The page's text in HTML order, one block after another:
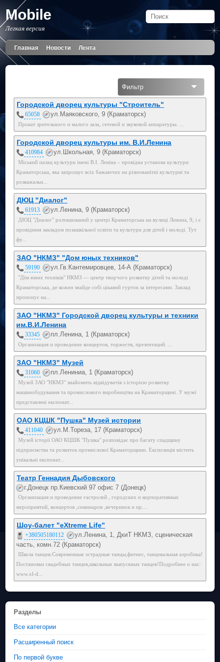
Mobile
Легкая версия
Главная Новости Лента
Фильтр
050
Городской дворец культуры "Строитель"
65058 ул.Маяковского, 9 (Краматорск)
Прокат зрительного и малого зала, сетевой и звуковой аппаратуры. ...
Городской дворец культуры им. В.И.Ленина
410984 ул.Школьная, 9 (Краматорск)
Міський палац культури імені В.І. Леніна – провідна установа культури
Краматорська, яка запрошує всіх бажаючих на різноманітні культурні та
розважальн...
ДЮЦ "Диалог"
61913 ул.Ленина, 9 (Краматорск)
ДЮЦ "Диалог" розташований у центрі Краматорська на вулиці Ленина, 9, і є
провідним закладом позашкільної освіти та культури для дітей і молоді. Тут
фу...
ЗАО "НКМЗ" "Дом юных техников"
59190 ул.Гв.Кантемировцев, 14-А (Краматорск)
"Дім юних техніків" НКМЗ — центр творчого розвитку дітей та молоді
Краматорська, де кожен знайде собі цікавий гурток за інтересами. Заклад
пропонує на...
ЗАО "НКМЗ" Городской дворец культуры и техники
им.В.И.Ленина
33345 пл.Ленина, 1 (Краматорск)
Организация и проведение концертов, торжеств, презентаций. ...
ЗАО "НКМЗ" Музей
31060 пл.Лениниа, 1 (Краматорск)
Музей ЗАО "НКМЗ" знайомить відвідувачів з історією розвитку
машинобудування та промислового виробництва на Краматорщині. У музеї
представлені експонат...
ОАО КЦШК "Пушка" Музей истории
411040 ул.М.Тореза, 17 (Краматорск)
Музей історії ОАО КЦШК "Пушка" розповідає про багату спадщину
підприємства та розвиток промислової Краматорщини. Експозиція містить
унікальні експонат...
Театр Геннадия Дыбовского
г.Донецк пр.Киевский 97 офис 7 (Донецк)
Организация и проведение гастролей , городских и корпоративных
мероприятий, концертов ,семинаров ,вечеринок и пр....
Шоу-балет "eXtreme Life"
+380505180112
ул.Ленина, 1, ДкиТ НКМЗ, сценическая
часть, комн.72 (Краматорск)
Школа танцев.Современные эстрадные танцы,фитнес, танцевальная аэробика!
Постановки свадебных танцев,школьных выпускных танцев!Подробнее о нас:
www.xl-d...
Разделы
Все категории
Расширенный поиск
По первой букве